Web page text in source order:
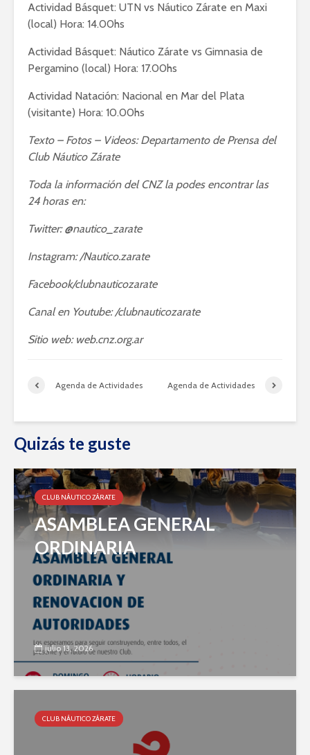
Actividad Básquet: UTN vs Náutico Zárate en Maxi
(local) Hora: 14.00hs
Actividad Básquet: Náutico Zárate vs Gimnasia de
Pergamino (local) Hora: 17.00hs
Actividad Natación: Nacional en Mar del Plata
(visitante) Hora: 10.00hs
Texto – Fotos – Videos: Departamento de Prensa del
Club Náutico Zárate
Toda la información del CNZ la podes encontrar las
24 horas en:
Twitter: @nautico_zarate
Instagram: /Nautico.zarate
Facebook/clubnauticozarate
Canal en Youtube: /clubnauticozarate
Sitio web: web.cnz.org.ar
Agenda de Actividades Agenda de Actividades
Quizás te guste
CLUB NÁUTICO ZÁRATE
ASAMBLEA GENERAL
ORDINARIA
julio 13, 2026
CLUB NÁUTICO ZÁRATE